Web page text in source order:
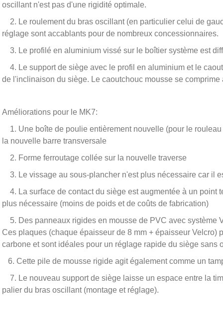
oscillant n'est pas d'une rigidité optimale.
2. Le roulement du bras oscillant (en particulier celui de
réglage sont accablants pour de nombreux concessionnaires.
3. Le profilé en aluminium vissé sur le boîtier système est
4. Le support de siège avec le profil en aluminium et le
de l'inclinaison du siège. Le caoutchouc mousse se comprime
Améliorations pour le MK7:
1. Une boîte de poulie entièrement nouvelle (pour le
la nouvelle barre transversale
2. Forme ferroutage collée sur la nouvelle traverse
3. Le vissage au sous-plancher n'est plus nécessaire car il
4. La surface de contact du siège est augmentée à un point
plus nécessaire (moins de poids et de coûts de fabrication)
5. Des panneaux rigides en mousse de PVC avec système
Ces plaques (chaque épaisseur de 8 mm + épaisseur Velcro)
carbone et sont idéales pour un réglage rapide du siège sans
6. Cette pile de mousse rigide agit également comme un
7. Le nouveau support de siège laisse un espace entre la
palier du bras oscillant (montage et réglage).